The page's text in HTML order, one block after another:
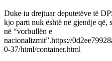
Duke iu drejtuar deputetëve të
kjo parti nuk është në gjendje që,
në “vorbullën e
nacionalizmit”.https://
0-37/html/container.html